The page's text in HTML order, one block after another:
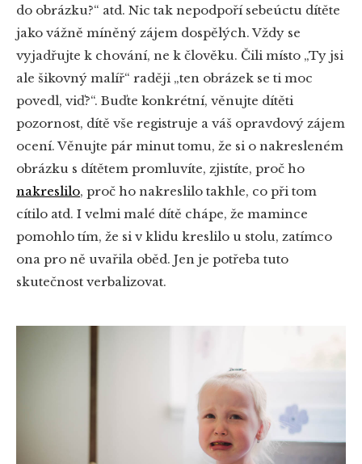
do obrázku?“ atd. Nic tak nepodpoří sebeúctu dítěte
jako vážně míněný zájem dospělých. Vždy se
vyjadřujte k chování, ne k člověku. Čili místo „Ty jsi
ale šikovný malíř“ raději „ten obrázek se ti moc
povedl, viď?“. Buďte konkrétní, věnujte dítěti
pozornost, dítě vše registruje a váš opravdový zájem
ocení. Věnujte pár minut tomu, že si o nakresleném
obrázku s dítětem promluvíte, zjistíte, proč ho
nakreslilo, proč ho nakreslilo takhle, co při tom
cítilo atd. I velmi malé dítě chápe, že mamince
pomohlo tím, že si v klidu kreslilo u stolu, zatímco
ona pro ně uvařila oběd. Jen je potřeba tuto
skutečnost verbalizovat.